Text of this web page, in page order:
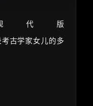
代版
考古学家女儿的多